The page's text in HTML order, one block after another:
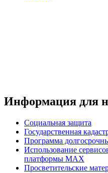
Информация для
Социальная защита
Государственная
Программа
Использование
платформы MAX
Просветительские